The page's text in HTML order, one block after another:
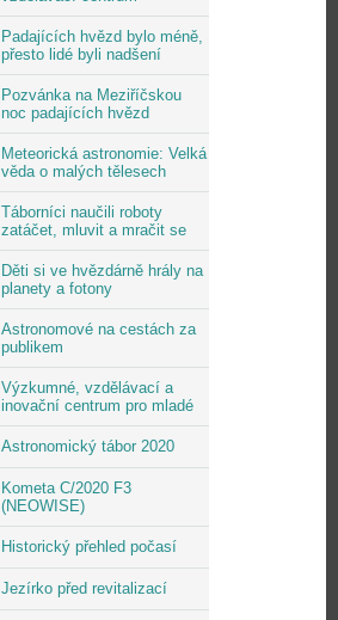
Padajících hvězd bylo méně,
přesto lidé byli nadšení
Pozvánka na Meziříčskou
noc padajících hvězd
Meteorická astronomie: Velká
věda o malých tělesech
Táborníci naučili roboty
zatáčet, mluvit a mračit se
Děti si ve hvězdárně hrály na
planety a fotony
Astronomové na cestách za
publikem
Výzkumné, vzdělávací a
inovační centrum pro mladé
Astronomický tábor 2020
Kometa C/2020 F3
(NEOWISE)
Historický přehled počasí
Jezírko před revitalizací